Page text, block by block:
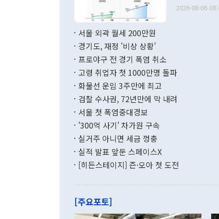
다. [정동영 통일부 장관이 지난달 23일 오후 서울 종로구 정부서울청사에
무너졌다고
함께 4자 대
"우리의 선
관은 업무
이 9월 러시
료=한국은행] 한국은행이 6일 발표한 '2026년 6월 국제수지(잠정)'
며 월간 기
196.9% 급
수출은
기록했지만
로 전환됐다.
는 배당수입
였던 올해 3
2026-08-06
서울 외곽 월세 200만원
경기도, 재정 '비상 상황'
프로야구 전 경기 폭염 취소
고령 취업자 첫 1000만명 돌파
화물선 운임 3주만에 최고
검찰 수사권, 72년만에 막 내려
서울 첫 폭염중대경보
'300억 사기' 차가원 구속
실거주 아니면 세금 껑충
실적 발표 앞둔 스페이스X
[히든스테이지] 즌·오아 첫 도전
[주요포토]